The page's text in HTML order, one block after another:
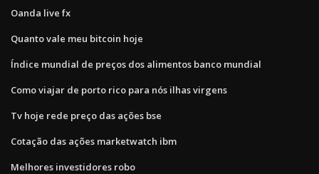
Oanda live fx
Quanto vale meu bitcoin hoje
Índice mundial de preços dos alimentos banco mundial
Como viajar de porto rico para nós ilhas virgens
Tv hoje rede preço das ações bse
Cotação das ações marketwatch ibm
Melhores investidores robo